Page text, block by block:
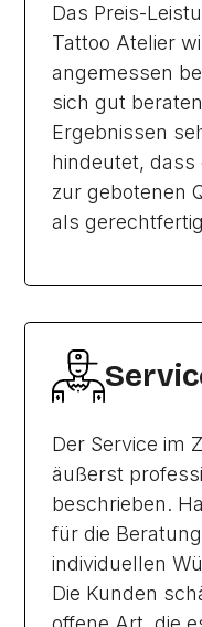
Das Preis-
Tattoo Atelier
angemessen
sich gut
Ergebnissen
hindeutet, dass
zur gebotenen
als
Der Service im
äußerst
beschrieben.
für die
individuellen
Die Kunden